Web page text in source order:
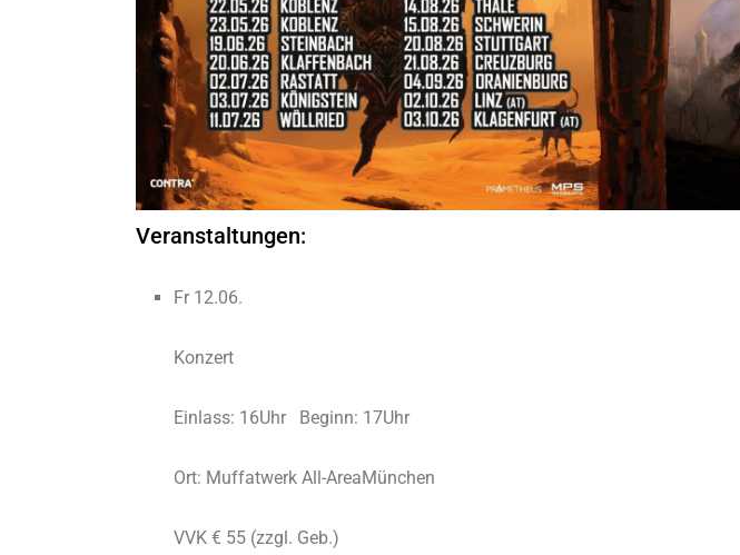
Veranstaltungen:
Fr 12.06.
Konzert
Einlass: 16Uhr Beginn: 17Uhr
Ort: Muffatwerk All-AreaMünchen
VVK € 55 (zzgl. Geb.)